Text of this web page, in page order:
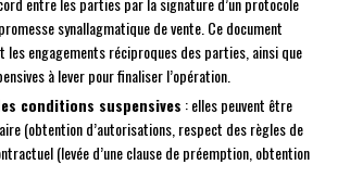
synallagmatique de vente. Ce document
les engagements réciproques des parties, ainsi que
à lever pour finaliser l’opération.
conditions suspensives : elles peuvent être
(obtention d’autorisations, respect des règles de
(levée d’une clause de préemption, obtention